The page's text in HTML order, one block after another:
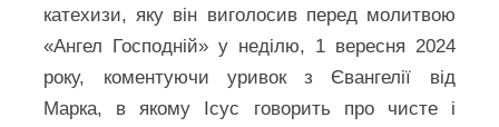
катехизи, яку він виголосив перед молитвою
«Ангел Господній» у неділю, 1 вересня 2024
року, коментуючи уривок з Євангелії від
Марка, в якому Ісус говорить про чисте і